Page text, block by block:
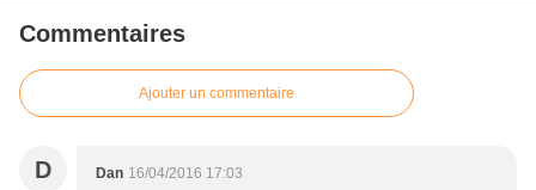
Commentaires
Ajouter un commentaire
D Dan 16/04/2016 17:03